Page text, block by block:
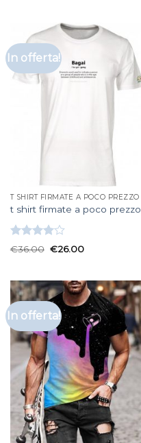
In offerta!
T SHIRT FIRMATE A POCO PREZZO
t shirt firmate a poco prezzo
Valutato
€36.00 €26.00
In offerta!